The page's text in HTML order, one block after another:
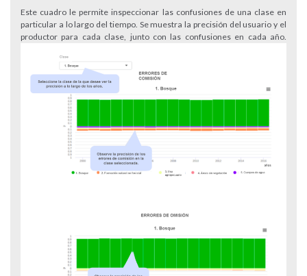
Este cuadro le permite inspeccionar las confusiones de una clase en
particular a lo largo del tiempo. Se muestra la precisión del usuario y el
productor para cada clase, junto con las confusiones en cada año.